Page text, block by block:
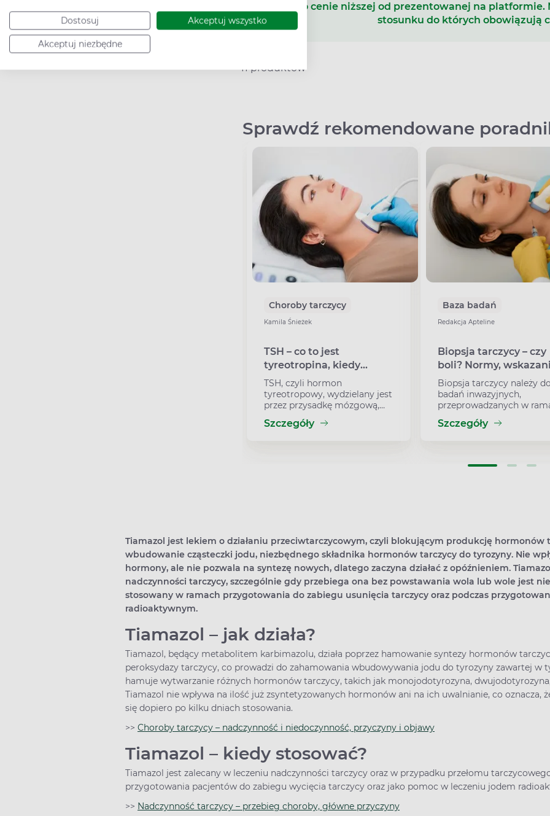
Dostosuj Akceptuj wszystko
Akceptuj niezbędne
produkt po cenie niższej od prezentowanej na
stosunku do których obowiązują
11 produktów
Sprawdź rekomendowane
Choroby tarczycy
Kamila Śnieżek
TSH – co to jest
tyreotropina, kiedy
wykonać badanie i jaki
jest związek TSH z
tarczycą?
TSH, czyli hormon
tyreotropowy, wydzielany jest
przez przysadkę mózgową,
jednak wpływa na hormony
tarczycy.
Szczegóły
Baza badań
Redakcja Apteline
Biopsja tarczycy – czy
boli? Normy,
przygotowanie
Biopsja tarczycy należy do
badań inwazyjnych,
przeprowadzanych w
diagnostyki
Rak tarczycy jest jednym z
pozwala na potwierdzenie
obecności zmian
nowotworowych i
odpowiedniej terapii.
Szczegóły
Tiamazol jest lekiem o działaniu przeciwtarczycowym, czyli blokującym produkcję hormonów
wbudowanie cząsteczki jodu, niezbędnego składnika hormonów tarczycy do tyrozyny. Nie
hormony, ale nie pozwala na syntezę nowych, dlatego zaczyna działać z opóźnieniem.
nadczynności tarczycy, szczególnie gdy przebiega ona bez powstawania wola lub wole jest
stosowany w ramach przygotowania do zabiegu usunięcia tarczycy oraz podczas
radioaktywnym.
Tiamazol – jak działa?
Tiamazol, będący metabolitem karbimazolu, działa poprzez hamowanie syntezy hormonów
peroksydazy tarczycy, co prowadzi do zahamowania wbudowywania jodu do tyrozyny zawartej w
hamuje wytwarzanie różnych hormonów tarczycy, takich jak monojodotyrozyna,
Tiamazol nie wpływa na ilość już zsyntetyzowanych hormonów ani na ich uwalnianie, co oznacza,
się dopiero po kilku dniach stosowania.
>> Choroby tarczycy – nadczynność i niedoczynność, przyczyny i objawy
Tiamazol – kiedy stosować?
Tiamazol jest zalecany w leczeniu nadczynności tarczycy oraz w przypadku przełomu
przygotowania pacjentów do zabiegu wycięcia tarczycy oraz jako pomoc w leczeniu jodem
>> Nadczynność tarczycy – przebieg choroby, główne przyczyny